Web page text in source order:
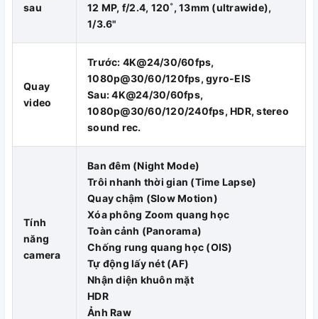
iPhone 11, Mạnh mẽ. Chụp
ảnh siêu đẹp dung lượng pin
siêu khủng
VỚI PHƯƠNG CHÂM LÀM VIỆC UY TÍN VÀ QUYỀN LỢI
KHÁCH HÀNG LÊN HÀNG ĐẦU.
sau
12 MP, f/2.4, 120˚, 13mm (ultrawide),
1/3.6"
Quay
video
Trước: 4K@24/30/60fps,
1080p@30/60/120fps, gyro-EIS
Sau: 4K@24/30/60fps,
1080p@30/60/120/240fps, HDR, stereo
sound rec.
Tính
năng
camera
Ban đêm (Night Mode)
Trôi nhanh thời gian (Time Lapse)
Quay chậm (Slow Motion)
Xóa phông Zoom quang học
Toàn cảnh (Panorama)
Chống rung quang học (OIS)
Tự động lấy nét (AF)
Nhận diện khuôn mặt
HDR
Ảnh Raw